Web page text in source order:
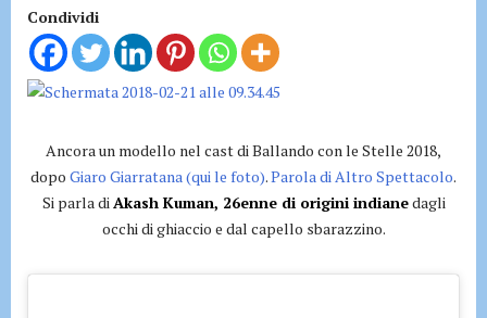
t
o
n
Condividi
Ancora un modello nel cast di Ballando con le Stelle 2018,
dopo Giaro Giarratana (qui le foto).Parola di Altro Spettacolo.
Si parla diAkash Kuman, 26enne di origini indianedagli
occhi di ghiaccio e dal capello sbarazzino.